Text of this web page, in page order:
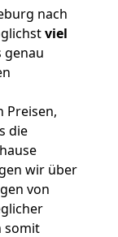
nach
viel
genau
Preisen,
die
wir über
von
somit